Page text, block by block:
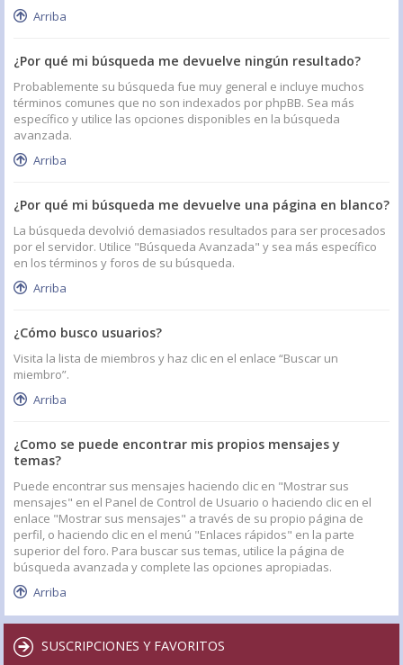
Arriba
¿Por qué mi búsqueda me devuelve ningún resultado?
Probablemente su búsqueda fue muy general e incluye muchos
términos comunes que no son indexados por phpBB. Sea más
específico y utilice las opciones disponibles en la búsqueda
avanzada.
Arriba
¿Por qué mi búsqueda me devuelve una página en blanco?
La búsqueda devolvió demasiados resultados para ser procesados
por el servidor. Utilice "Búsqueda Avanzada" y sea más específico
en los términos y foros de su búsqueda.
Arriba
¿Cómo busco usuarios?
Visita la lista de miembros y haz clic en el enlace “Buscar un
miembro”.
Arriba
¿Como se puede encontrar mis propios mensajes y
temas?
Puede encontrar sus mensajes haciendo clic en "Mostrar sus
mensajes" en el Panel de Control de Usuario o haciendo clic en el
enlace "Mostrar sus mensajes" a través de su propio página de
perfil, o haciendo clic en el menú "Enlaces rápidos" en la parte
superior del foro. Para buscar sus temas, utilice la página de
búsqueda avanzada y complete las opciones apropiadas.
Arriba
SUSCRIPCIONES Y FAVORITOS